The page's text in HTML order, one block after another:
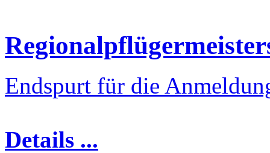
Endspurt für die
Details ...